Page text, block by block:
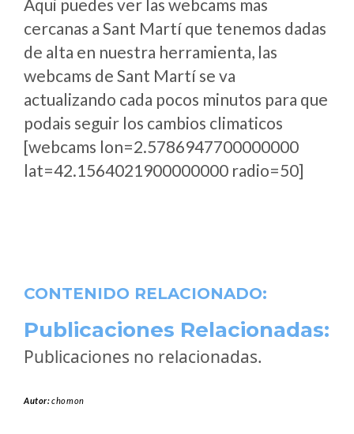
Aqui puedes ver las webcams mas
cercanas a Sant Martí que tenemos dadas
de alta en nuestra herramienta, las
webcams de Sant Martí se va
actualizando cada pocos minutos para que
podais seguir los cambios climaticos
[webcams lon=2.5786947700000000
lat=42.1564021900000000 radio=50]
CONTENIDO RELACIONADO:
Publicaciones Relacionadas:
Publicaciones no relacionadas.
Autor:chomon